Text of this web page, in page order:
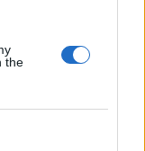
the
Αθανασίου
φίλων σε στοχασμό
αμηχανία.